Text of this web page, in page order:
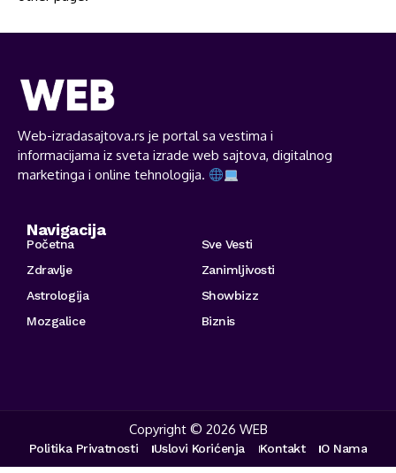
Web-izradasajtova.rs je portal sa vestima i
informacijama iz sveta izrade web sajtova, digitalnog
marketinga i online tehnologija.
Navigacija
Početna
Sve Vesti
Zdravlje
Zanimljivosti
Astrologija
Showbizz
Mozgalice
Biznis
Copyright © 2026 WEB
Politika Privatnosti Uslovi Korićenja Kontakt O Nama